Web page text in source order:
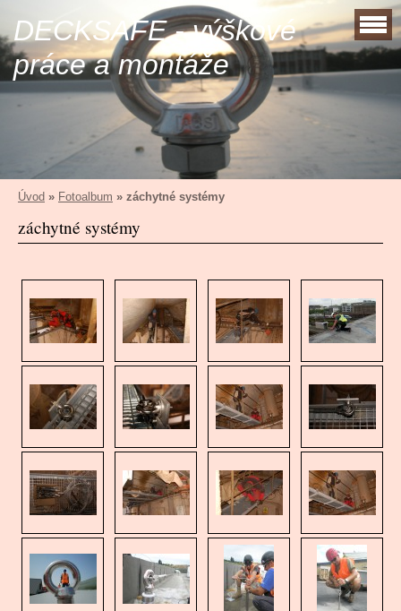
DECKSAFE - výškové
práce a montáže
Úvod » Fotoalbum » záchytné systémy
záchytné systémy